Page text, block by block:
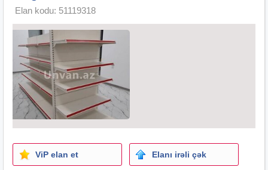
Elan kodu: 51119318
ViP elan et Elanı irəli çək